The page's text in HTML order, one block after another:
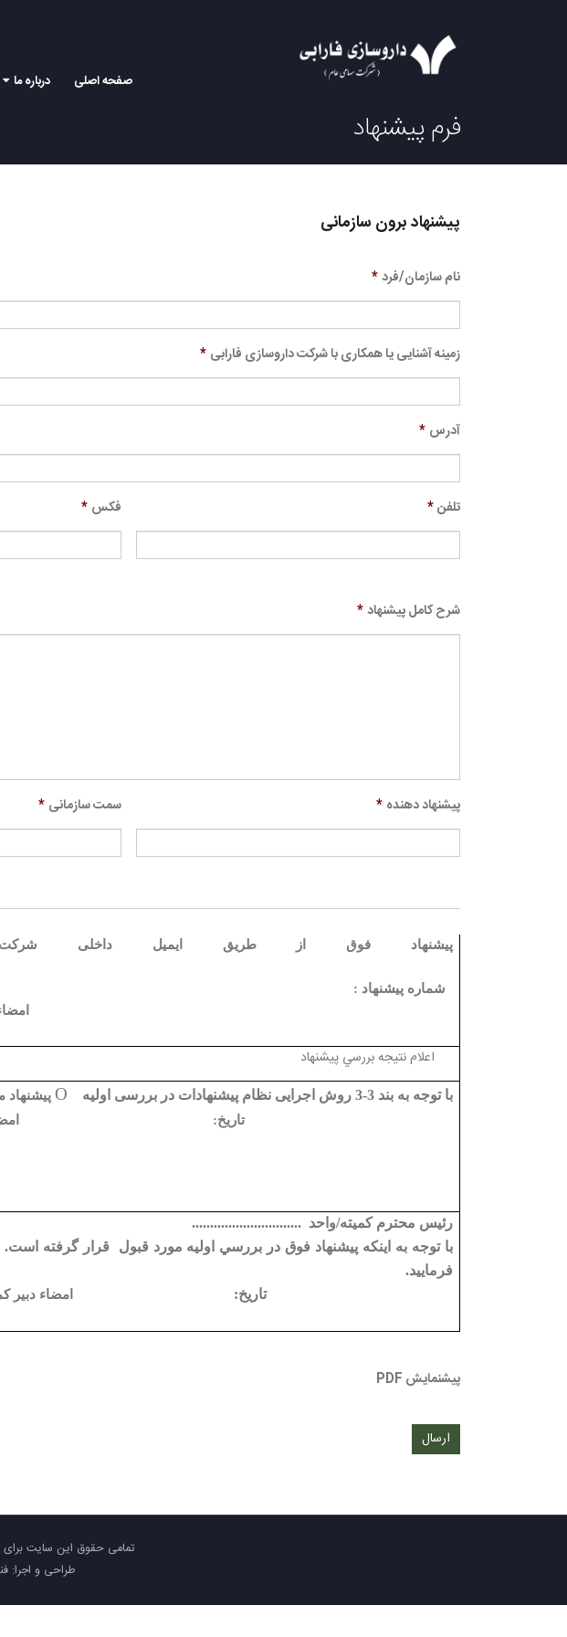
صفحه اصلی درباره ما
فرم پیشنهاد
پیشنهاد برون سازمانی
نام سازمان/فرد*
زمینه آشنایی یا همکاری با شرکت داروسازی فارابی *
آدرس *
تلفن* فکس *
شرح کامل پیشنهاد*
پیشنهاد دهنده * سمت سازمانی *
پيشنهاد فوق از طريق ایمیل داخلی شرکت
شماره پیشنهاد :
اعلام نتيجه بررسي پيشنهاد
با توجه به بند 3-3 روش اجرایی نظام پیشنهادات در بررسی اولیه О پیشنهاد
تاریخ:
رئيس محترم كميته/واحد ..............................
با توجه به اينكه پيشنهاد فوق در بررسي اوليه مورد قبول
قرار گرفته است.
فرماييد.
تاریخ:
امضاء دبیر
پیشنمایش PDF
تمامی حقوق این سایت برای
طراحی و اجرا: